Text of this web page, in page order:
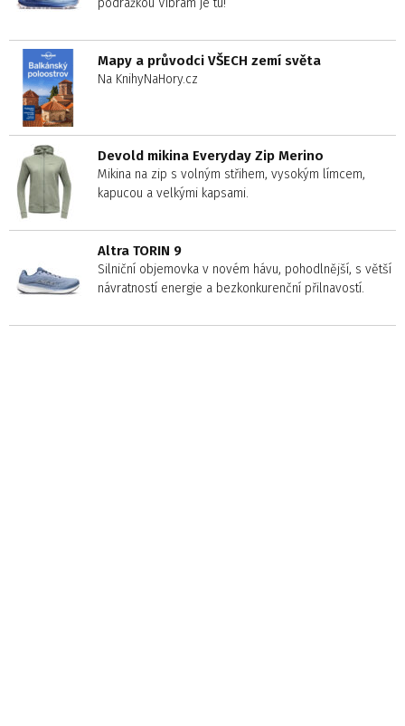
podrážkou Vibram je tu!
Mapy a průvodci VŠECH zemí světa
Na KnihyNaHory.cz
Devold mikina Everyday Zip Merino
Mikina na zip s volným střihem, vysokým límcem,
kapucou a velkými kapsami.
Altra TORIN 9
Silniční objemovka v novém hávu, pohodlnější, s větší
návratností energie a bezkonkurenční přilnavostí.